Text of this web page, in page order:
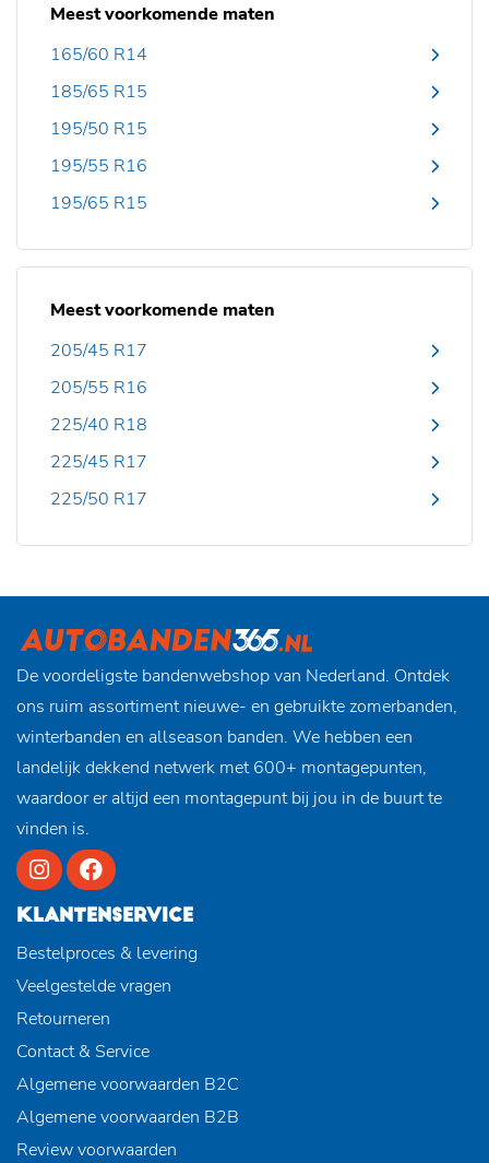
Meest voorkomende maten
165/60 R14
185/65 R15
195/50 R15
195/55 R16
195/65 R15
Meest voorkomende maten
205/45 R17
205/55 R16
225/40 R18
225/45 R17
225/50 R17
De voordeligste bandenwebshop van Nederland. Ontdek
ons ruim assortiment nieuwe- en gebruikte zomerbanden,
winterbanden en allseason banden. We hebben een
landelijk dekkend netwerk met 600+ montagepunten,
waardoor er altijd een montagepunt bij jou in de buurt te
vinden is.
KLANTENSERVICE
Bestelproces & levering
Veelgestelde vragen
Retourneren
Contact & Service
Algemene voorwaarden B2C
Algemene voorwaarden B2B
Review voorwaarden